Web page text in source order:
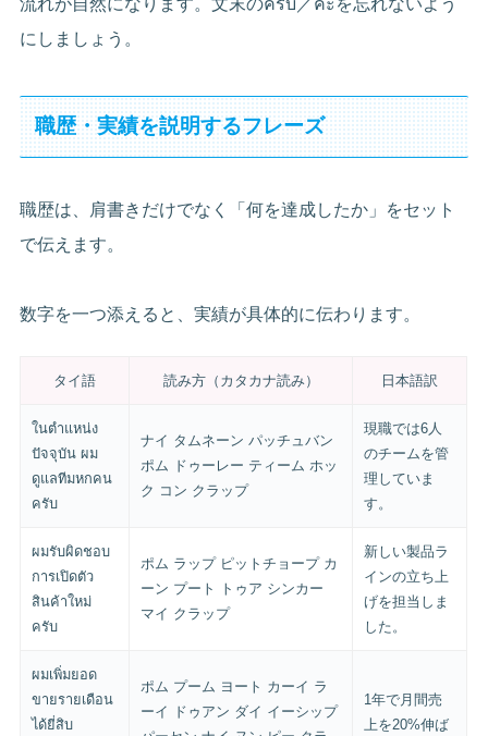
流れが自然になります。文末のครับ／ค่ะを忘れないよう
にしましょう。
職歴・実績を説明するフレーズ
職歴は、肩書きだけでなく「何を達成したか」をセット
で伝えます。
数字を一つ添えると、実績が具体的に伝わります。
タイ語 読み方（カタカナ読み） 日本語訳
ในตำแหน่ง
ปัจจุบัน ผม
ดูแลทีมหกคน
ครับ
ナイ タムネーン パッチュバン
ポム ドゥーレー ティーム ホッ
ク コン クラップ
現職では6人
のチームを管
理していま
す。
ผมรับผิดชอบ
การเปิดตัว
สินค้าใหม่
ครับ
ポム ラップ ピットチョープ カ
ーン プート トゥア シンカー
マイ クラップ
新しい製品ラ
インの立ち上
げを担当しま
した。
ผมเพิ่มยอด
ขายรายเดือน
ได้ยี่สิบ
ポム プーム ヨート カーイ ラ
ーイ ドゥアン ダイ イーシップ
1年で月間売
上を20%伸ば